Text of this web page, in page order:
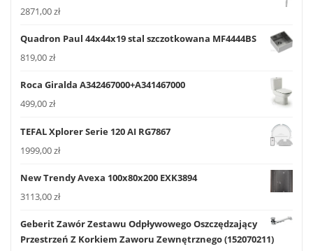
2871,00zł
Quadron Paul 44x44x19 stal szczotkowana MF4444BS
819,00zł
Roca Giralda A342467000+A341467000
499,00zł
TEFAL Xplorer Serie 120 AI RG7867
1999,00zł
New Trendy Avexa 100x80x200 EXK3894
3113,00zł
Geberit Zawór Zestawu Odpływowego Oszczędzający
Przestrzeń Z Korkiem Zaworu Zewnętrznego (152070211)